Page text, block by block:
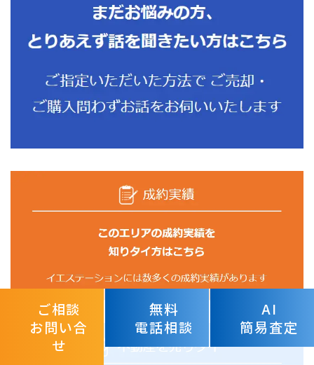
ご相談
お問い合
せ
無料
電話相談
AI
簡易査定